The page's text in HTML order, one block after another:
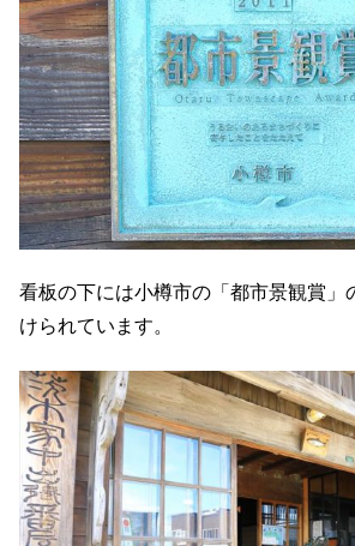
看板の下には小樽市の「都市景観賞」
けられています。